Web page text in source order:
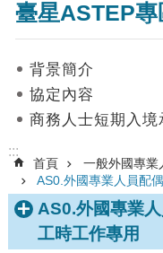
網
站
覽
絡
我
們
English
臺星ASTEP專
背景簡介
協定內容
商務人士短期入
:::
首頁 一般外國專業
AS0.外國專業人員配
AS0.外國專業
工時工作專用